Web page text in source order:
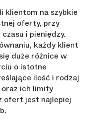
klientom na szybkie
oferty, przy
i pieniędzy.
każdy klient
duże różnice w
o istotne
ilość i rodzaj
ich limity
ofert jest najlepiej